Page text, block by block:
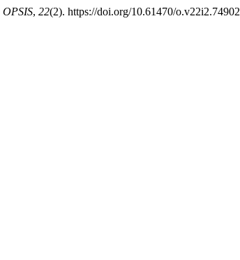
OPSIS, 22(2). https://doi.org/10.61470/o.v22i2.74902